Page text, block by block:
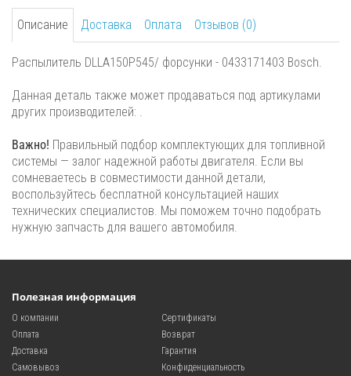
Описание Доставка Оплата Отзывов (0)
Распылитель DLLA150P545/ форсунки - 0433171403 Bosch.
Данная деталь также может продаваться под артикулами
других производителей: .
Важно! Правильный подбор комплектующих для топливной
системы — залог надежной работы двигателя. Если вы
сомневаетесь в совместимости данной детали,
воспользуйтесь бесплатной консультацией наших
технических специалистов. Мы поможем точно подобрать
нужную запчасть для вашего автомобиля.
Полезная информация
О компании
Оплата
Доставка
Самовывоз
Сертификаты
Возврат
Гарантия
Конфиденциальность